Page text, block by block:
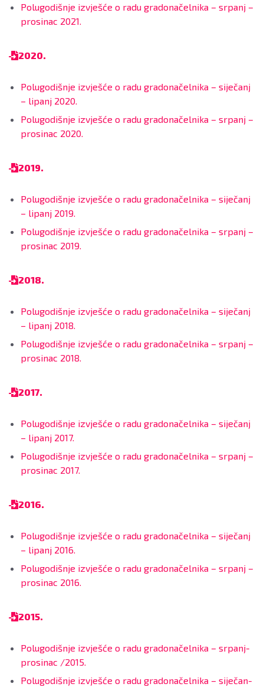
Polugodišnje izvješće o radu gradonačelnika – srpanj –
prosinac 2021.
2020.
Polugodišnje izvješće o radu gradonačelnika – siječanj
– lipanj 2020.
Polugodišnje izvješće o radu gradonačelnika – srpanj –
prosinac 2020.
2019.
Polugodišnje izvješće o radu gradonačelnika – siječanj
– lipanj 2019.
Polugodišnje izvješće o radu gradonačelnika – srpanj –
prosinac 2019.
2018.
Polugodišnje izvješće o radu gradonačelnika – siječanj
– lipanj 2018.
Polugodišnje izvješće o radu gradonačelnika – srpanj –
prosinac 2018.
2017.
Polugodišnje izvješće o radu gradonačelnika – siječanj
– lipanj 2017.
Polugodišnje izvješće o radu gradonačelnika – srpanj –
prosinac 2017.
2016.
Polugodišnje izvješće o radu gradonačelnika – siječanj
– lipanj 2016.
Polugodišnje izvješće o radu gradonačelnika – srpanj –
prosinac 2016.
2015.
Polugodišnje izvješće o radu gradonačelnika – srpanj-
prosinac /2015.
Polugodišnje izvješće o radu gradonačelnika – siječan-